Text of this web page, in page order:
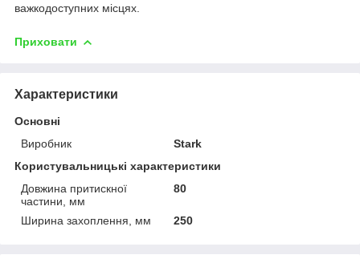
важкодоступних місцях.
Приховати
Характеристики
Основні
Виробник
Stark
Користувальницькі характеристики
Довжина притискної
частини, мм
80
Ширина захоплення, мм 250